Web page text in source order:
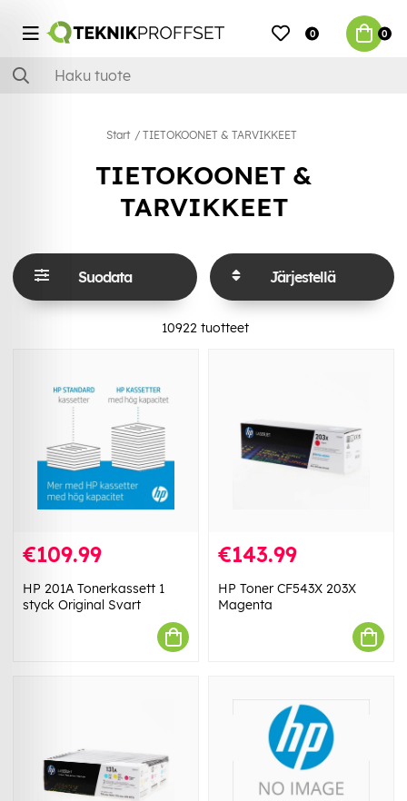
0 0
Start TIETOKOONET & TARVIKKEET
TIETOKOONET &
TARVIKKEET
Suodata Järjestellä
10922 tuotteet
€109.99
HP 201A Tonerkassett 1
styck Original Svart
€143.99
HP Toner CF543X 203X
Magenta